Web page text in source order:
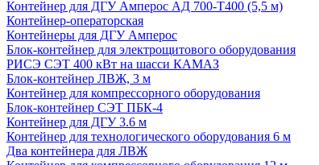
Контейнер для ДГУ Амперос АД 700-Т400 (5,5 м)
Контейнер-операторская
Контейнеры для ДГУ Амперос
Блок-контейнер для электрощитового оборудования
РИСЭ СЭТ 400 кВт на шасси КАМАЗ
Блок-контейнер ЛВЖ, 3 м
Контейнер для компрессорного оборудования
Блок-контейнер СЭТ ПБК-4
Контейнер для ДГУ 3.6 м
Контейнер для технологического оборудования 6 м
Два контейнера для ЛВЖ